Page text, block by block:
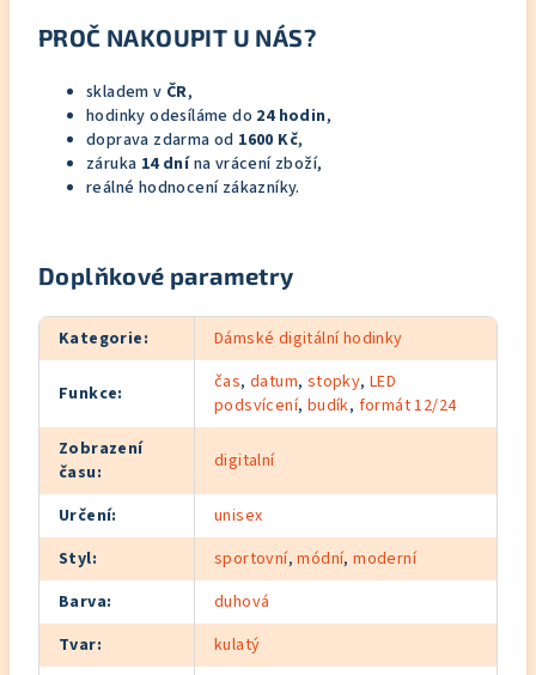
PROČ NAKOUPIT U NÁS?
skladem v ČR,
hodinky odesíláme do 24 hodin,
doprava zdarma od 1600 Kč,
záruka 14 dnína vrácení zboží,
reálné hodnocení zákazníky.
Doplňkové parametry
Kategorie: Dámské digitální hodinky
Funkce: čas,datum, stopky,LED
podsvícení, budík, formát 12/24
Zobrazení
času: digitalní
Určení:
unisex
Styl: sportovní,módní,moderní
Barva:
duhová
Tvar:
kulatý